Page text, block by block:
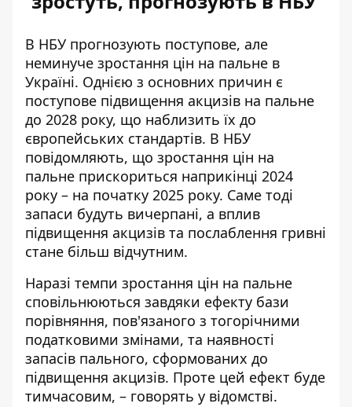
В НБУ прогнозують поступове, але
неминуче зростання цін на пальне в
Україні. Однією з основних причин є
поступове підвищення акцизів на пальне
до 2028 року, що наблизить їх до
європейських стандартів. В НБУ
повідомляють, що зростання цін на
пальне прискориться наприкінці 2024
року – на початку 2025 року. Саме тоді
запаси будуть вичерпані, а вплив
підвищення акцизів та послаблення гривні
стане більш відчутним.
Наразі темпи зростання цін на пальне
сповільнюються завдяки ефекту бази
порівняння, пов'язаного з тогорічними
податковими змінами, та наявності
запасів пального, сформованих до
підвищення акцизів. Проте цей ефект буде
тимчасовим, – говорять у відомстві.